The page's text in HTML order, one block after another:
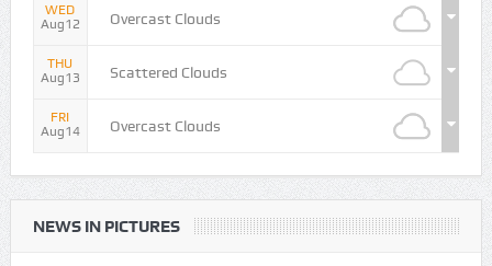
WED
Aug12
Overcast Clouds
THU
Aug13
Scattered Clouds
FRI
Aug14
Overcast Clouds
NEWS IN PICTURES